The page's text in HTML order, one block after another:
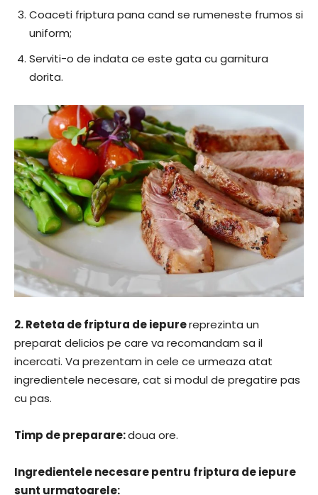
Coaceti friptura pana cand se rumeneste frumos si
uniform;
Serviti-o de indata ce este gata cu garnitura
dorita.
2.Reteta de friptura ​de iepurereprezinta un
preparat delicios pe care va recomandam sa il
incercati. Va prezentam in cele ce urmeaza atat
ingredientele necesare, cat si modul de pregatire pas
cu pas.
​Timp de preparare:​doua ore.
​Ingredientele necesare pentru friptura de iepure
sunt urmatoarele: